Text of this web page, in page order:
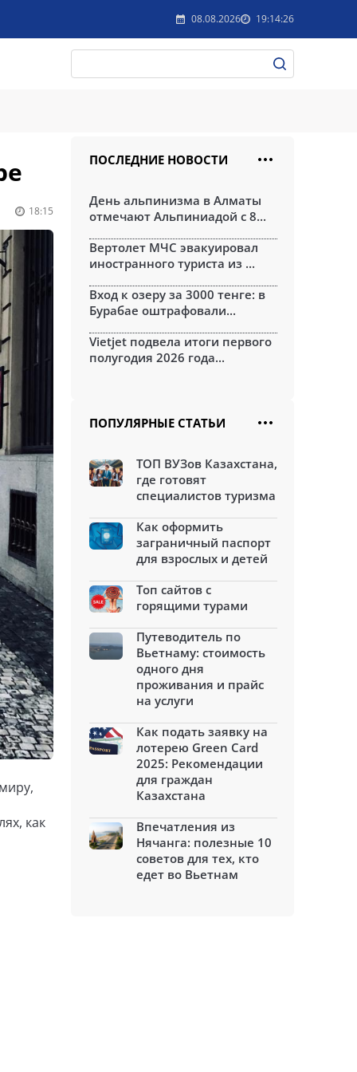
08.08.2026 19:14:26
18:15
как
ПОСЛЕДНИЕ НОВОСТИ
День альпинизма в Алматы
отмечают Альпиниадой с 8...
Вертолет МЧС эвакуировал
иностранного туриста из ...
Вход к озеру за 3000 тенге: в
Бурабае оштрафовали...
Vietjet подвела итоги первого
полугодия 2026 года...
ПОПУЛЯРНЫЕ СТАТЬИ
ТОП ВУЗов Казахстана,
где готовят
специалистов туризма
Как оформить
заграничный паспорт
для взрослых и детей
Топ сайтов с
горящими турами
Путеводитель по
Вьетнаму: стоимость
одного дня
проживания и прайс
на услуги
Как подать заявку на
лотерею Green Card
2025: Рекомендации
для граждан
Казахстана
Впечатления из
Нячанга: полезные 10
советов для тех, кто
едет во Вьетнам